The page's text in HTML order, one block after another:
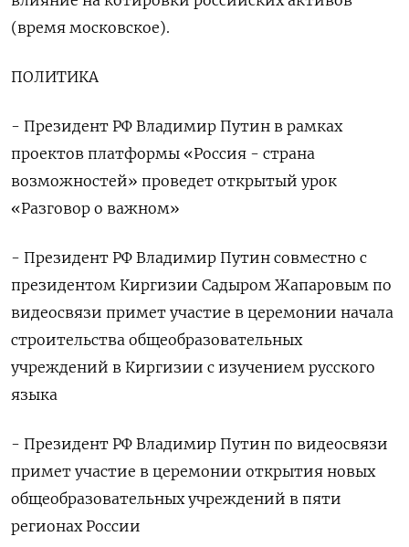
(время московское).
ПОЛИТИКА
- Президент РФ Владимир Путин в рамках
проектов платформы «Россия - страна
возможностей» проведет открытый урок
«Разговор о важном»
- Президент РФ Владимир Путин совместно с
президентом Киргизии Садыром Жапаровым по
видеосвязи примет участие в церемонии начала
строительства общеобразовательных
учреждений в Киргизии с изучением русского
языка
- Президент РФ Владимир Путин по видеосвязи
примет участие в церемонии открытия новых
общеобразовательных учреждений в пяти
регионах России